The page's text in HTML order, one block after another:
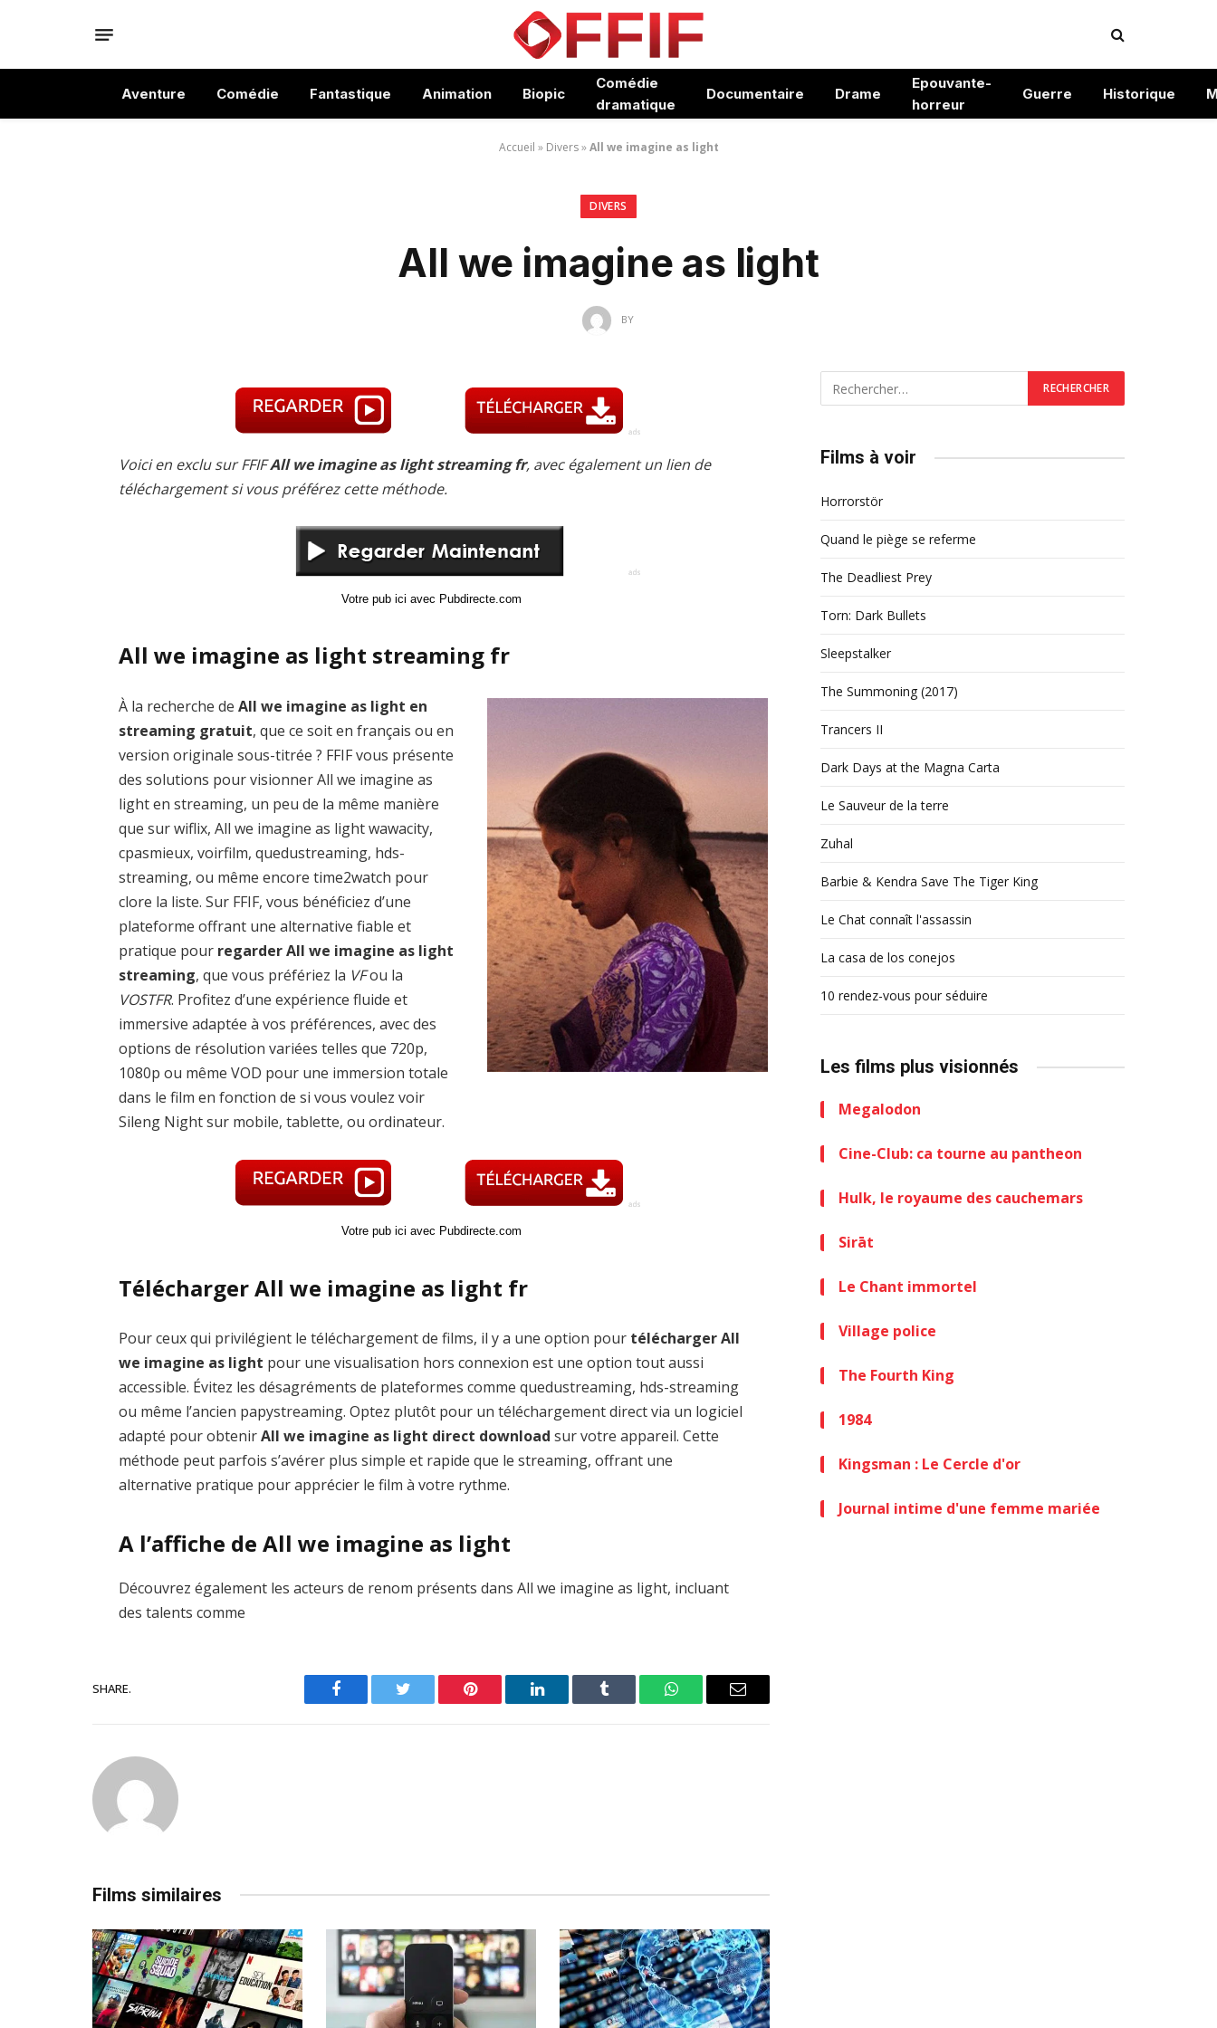
Aventure Comédie Fantastique Animation Biopic
Comédie
dramatique
Documentaire Drame
Epouvante-
horreur
Guerre Historique
Accueil » Divers»All we imagine as light
DIVERS
All we imagine as light
BY
Voici en exclu sur FFIFAll we imagine as light streaming fr, avec également un lien de
téléchargement si vous préférez cette méthode.
Votre pub ici avec Pubdirecte.com
All we imagine as light streaming fr
À la recherche deAll we imagine as light en
streaming gratuit, que ce soit en français ou en
version originale sous-titrée ? FFIF vous présente
des solutions pour visionner All we imagine as
light en streaming, un peu de la même manière
que sur wiflix, All we imagine as light wawacity,
cpasmieux, voirfilm, quedustreaming, hds-
streaming, ou même encore time2watch pour
clore la liste. Sur FFIF, vous bénéficiez d’une
plateforme offrant une alternative fiable et
pratique pour regarder All we imagine as light
streaming, que vous préfériez la VFou la
VOSTFR. Profitez d’une expérience fluide et
immersive adaptée à vos préférences, avec des
options de résolution variées telles que 720p,
1080p ou même VOD pour une immersion totale
dans le film en fonction de si vous voulez voir
Sileng Night sur mobile, tablette, ou ordinateur.
Votre pub ici avec Pubdirecte.com
Télécharger All we imagine as light fr
Pour ceux qui privilégient le téléchargement de films, il y a une option pour télécharger All
we imagine as light pour une visualisation hors connexion est une option tout aussi
accessible. Évitez les désagréments de plateformes comme quedustreaming, hds-streaming
ou même l’ancien papystreaming. Optez plutôt pour un téléchargement direct via un logiciel
adapté pour obtenirAll we imagine as light direct download sur votre appareil. Cette
méthode peut parfois s’avérer plus simple et rapide que le streaming, offrant une
alternative pratique pour apprécier le film à votre rythme.
A l’affiche de All we imagine as light
Découvrez également les acteurs de renom présents dans All we imagine as light, incluant
des talents comme
SHARE.
Facebook Twitter Pinterest LinkedIn Tumblr WhatsAppEmail
Films similaires
Films à voir
Horrorstör
Quand le piège se referme
The Deadliest Prey
Torn: Dark Bullets
Sleepstalker
The Summoning (2017)
Trancers II
Dark Days at the Magna Carta
Le Sauveur de la terre
Zuhal
Barbie & Kendra Save The Tiger King
Le Chat connaît l'assassin
La casa de los conejos
10 rendez-vous pour séduire
Les films plus visionnés
Megalodon
Cine-Club: ca tourne au pantheon
Hulk, le royaume des cauchemars
Sirāt
Le Chant immortel
Village police
The Fourth King
1984
Kingsman : Le Cercle d'or
Journal intime d'une femme mariée